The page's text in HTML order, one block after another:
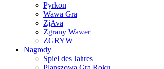
Pyrkon
Wawa Gra
ZjAva
Zgrany Wawer
ZGRYW
Nagrody
Spiel des Jahres
Planszowa Gra Roku